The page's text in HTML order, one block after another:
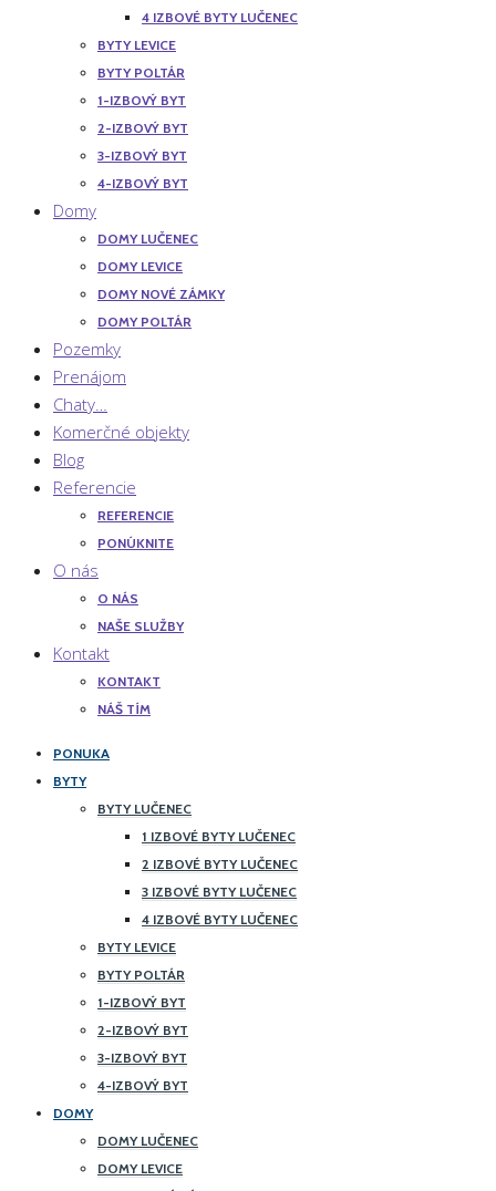
4 IZBOVÉ BYTY LUČENEC
BYTY LEVICE
BYTY POLTÁR
1-IZBOVÝ BYT
2-IZBOVÝ BYT
3-IZBOVÝ BYT
4-IZBOVÝ BYT
Domy
DOMY LUČENEC
DOMY LEVICE
DOMY NOVÉ ZÁMKY
DOMY POLTÁR
Pozemky
Prenájom
Chaty…
Komerčné objekty
Blog
Referencie
REFERENCIE
PONÚKNITE
O nás
O NÁS
NAŠE SLUŽBY
Kontakt
KONTAKT
NÁŠ TÍM
PONUKA
BYTY
BYTY LUČENEC
1 IZBOVÉ BYTY LUČENEC
2 IZBOVÉ BYTY LUČENEC
3 IZBOVÉ BYTY LUČENEC
4 IZBOVÉ BYTY LUČENEC
BYTY LEVICE
BYTY POLTÁR
1-IZBOVÝ BYT
2-IZBOVÝ BYT
3-IZBOVÝ BYT
4-IZBOVÝ BYT
DOMY
DOMY LUČENEC
DOMY LEVICE